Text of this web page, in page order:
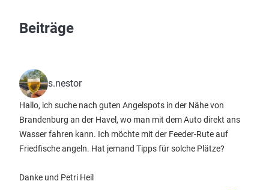
Beiträge
s.nestor
Hallo, ich suche nach guten Angelspots in der Nähe von
Brandenburg an der Havel, wo man mit dem Auto direkt ans
Wasser fahren kann. Ich möchte mit der Feeder-Rute auf
Friedfische angeln. Hat jemand Tipps für solche Plätze?
Danke und Petri Heil